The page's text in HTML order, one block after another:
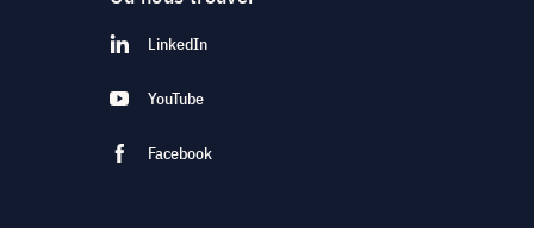
LinkedIn
YouTube
Facebook